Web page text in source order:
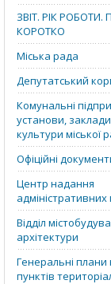
ЗВІТ. РІК РОБОТИ.
КОРОТКО
Міська рада
Депутатський
Комунальні
установи, заклади
культури міської
Офіційні
Центр надання
Відділ
архітектури
Генеральні
пунктів